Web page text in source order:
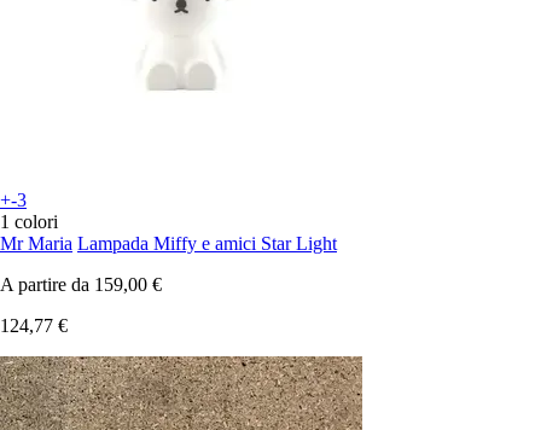
+-3
1 colori
Mr Maria Lampada Miffy e amici Star Light
A partire da 159,00 €
124,77 €